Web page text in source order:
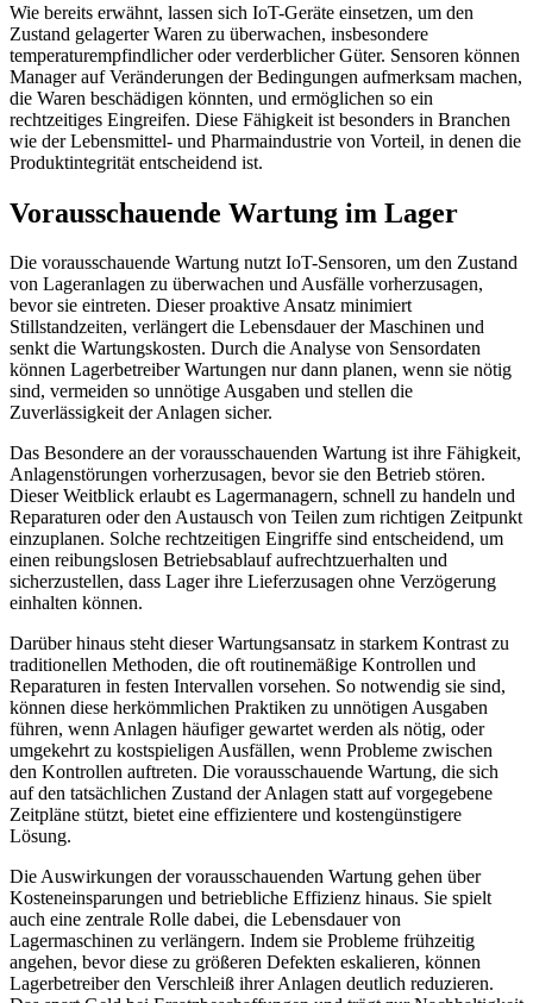
Wie bereits erwähnt, lassen sich IoT-Geräte einsetzen, um den
Zustand gelagerter Waren zu überwachen, insbesondere
temperaturempfindlicher oder verderblicher Güter. Sensoren können
Manager auf Veränderungen der Bedingungen aufmerksam machen,
die Waren beschädigen könnten, und ermöglichen so ein
rechtzeitiges Eingreifen. Diese Fähigkeit ist besonders in Branchen
wie der Lebensmittel- und Pharmaindustrie von Vorteil, in denen die
Produktintegrität entscheidend ist.
Vorausschauende Wartung im Lager
Die vorausschauende Wartung nutzt IoT-Sensoren, um den Zustand
von Lageranlagen zu überwachen und Ausfälle vorherzusagen,
bevor sie eintreten. Dieser proaktive Ansatz minimiert
Stillstandzeiten, verlängert die Lebensdauer der Maschinen und
senkt die Wartungskosten. Durch die Analyse von Sensordaten
können Lagerbetreiber Wartungen nur dann planen, wenn sie nötig
sind, vermeiden so unnötige Ausgaben und stellen die
Zuverlässigkeit der Anlagen sicher.
Das Besondere an der vorausschauenden Wartung ist ihre Fähigkeit,
Anlagenstörungen vorherzusagen, bevor sie den Betrieb stören.
Dieser Weitblick erlaubt es Lagermanagern, schnell zu handeln und
Reparaturen oder den Austausch von Teilen zum richtigen Zeitpunkt
einzuplanen. Solche rechtzeitigen Eingriffe sind entscheidend, um
einen reibungslosen Betriebsablauf aufrechtzuerhalten und
sicherzustellen, dass Lager ihre Lieferzusagen ohne Verzögerung
einhalten können.
Darüber hinaus steht dieser Wartungsansatz in starkem Kontrast zu
traditionellen Methoden, die oft routinemäßige Kontrollen und
Reparaturen in festen Intervallen vorsehen. So notwendig sie sind,
können diese herkömmlichen Praktiken zu unnötigen Ausgaben
führen, wenn Anlagen häufiger gewartet werden als nötig, oder
umgekehrt zu kostspieligen Ausfällen, wenn Probleme zwischen
den Kontrollen auftreten. Die vorausschauende Wartung, die sich
auf den tatsächlichen Zustand der Anlagen statt auf vorgegebene
Zeitpläne stützt, bietet eine effizientere und kostengünstigere
Lösung.
Die Auswirkungen der vorausschauenden Wartung gehen über
Kosteneinsparungen und betriebliche Effizienz hinaus. Sie spielt
auch eine zentrale Rolle dabei, die Lebensdauer von
Lagermaschinen zu verlängern. Indem sie Probleme frühzeitig
angehen, bevor diese zu größeren Defekten eskalieren, können
Lagerbetreiber den Verschleiß ihrer Anlagen deutlich reduzieren.